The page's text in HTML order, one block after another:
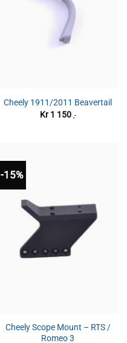
Cheely 1911/2011 Beavertail
Kr1 150 ,-
-15%
Cheely Scope Mount – RTS /
Romeo 3